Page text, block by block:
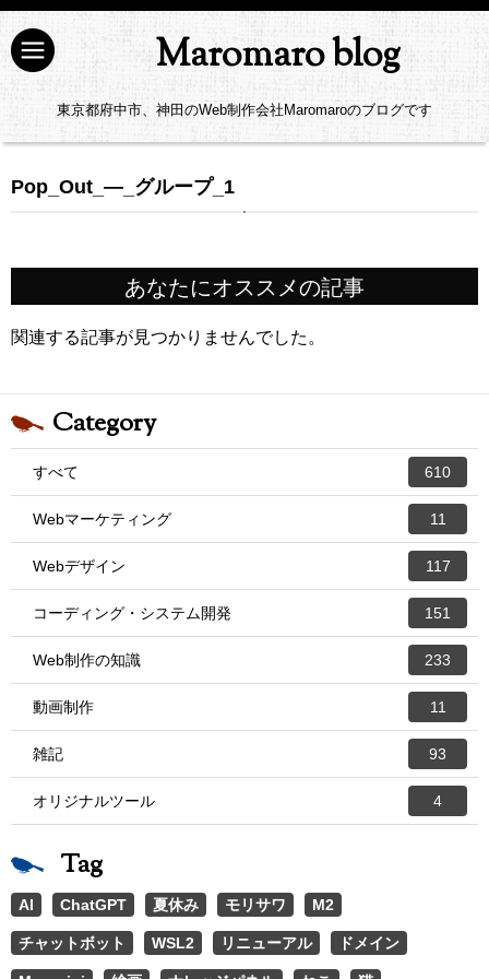
Maromaro blog
東京都府中市、神田のWeb制作会社Maromaroのブログです
Pop_Out_—_グループ_1
あなたにオススメの記事
関連する記事が見つかりませんでした。
Category
すべて 610
Webマーケティング 11
Webデザイン 117
コーディング・システム開発 151
Web制作の知識 233
動画制作 11
雑記 93
オリジナルツール 4
Tag
AI ChatGPT 夏休み モリサワ M2
チャットボット WSL2 リニューアル ドメイン